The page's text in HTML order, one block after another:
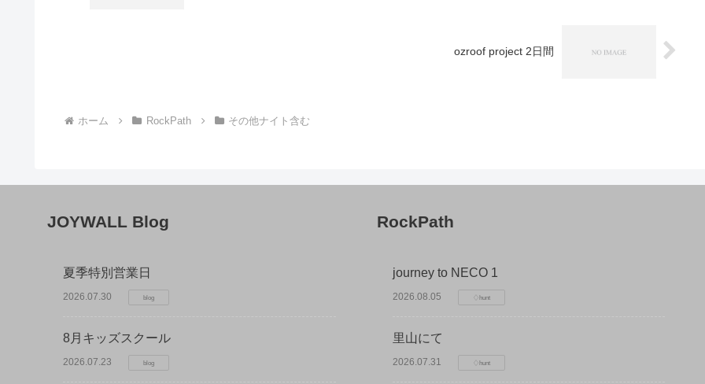
ozroof project 2日間
ホーム RockPath その他ナイト含む
JOYWALL Blog
夏季特別営業日
2026.07.30 blog
8月キッズスクール
2026.07.23 blog
RockPath
journey to NECO 1
2026.08.05 ♢hunt
里山にて
2026.07.31 ♢hunt